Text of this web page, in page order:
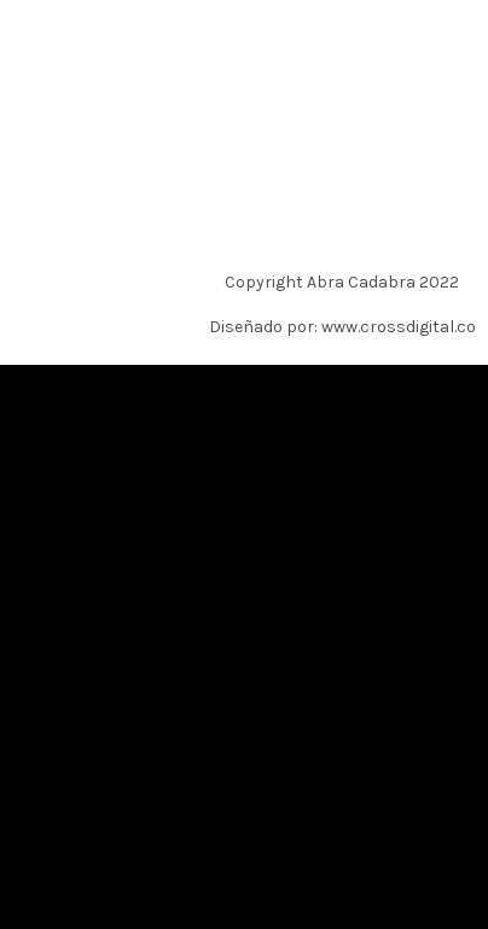
Copyright Abra Cadabra 2022
Diseñado por: www.crossdigital.co